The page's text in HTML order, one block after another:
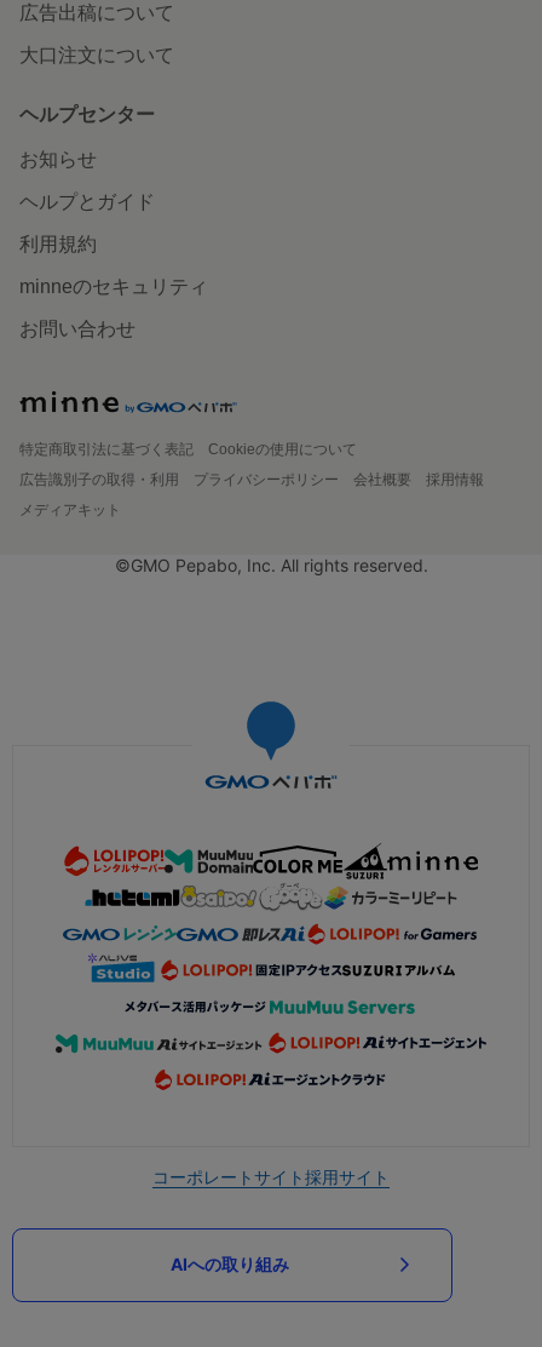
広告出稿について
大口注文について
ヘルプセンター
お知らせ
ヘルプとガイド
利用規約
minneのセキュリティ
お問い合わせ
特定商取引法に基づく表記
Cookieの使用について
広告識別子の取得・利用
プライバシーポリシー 会社概要
採用情報
メディアキット
©GMO Pepabo, Inc. All rights reserved.
コーポレートサイト採用サイト
AIへの取り組み